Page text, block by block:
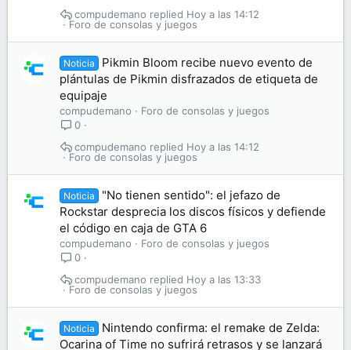
Foro de consolas y juegos
Hoy a las 14:12
compudemano
Noticia
Pikmin Bloom recibe nuevo evento de
plántulas de Pikmin disfrazados de etiqueta de
equipaje
compudemano
Foro de consolas y juegos
0
Foro de consolas y juegos
Hoy a las 14:12
compudemano
Noticia
"No tienen sentido": el jefazo de
Rockstar desprecia los discos físicos y defiende
el código en caja de GTA 6
compudemano
Foro de consolas y juegos
0
Foro de consolas y juegos
Hoy a las 13:33
compudemano
Noticia
Nintendo confirma: el remake de Zelda:
Ocarina of Time no sufrirá retrasos y se lanzará